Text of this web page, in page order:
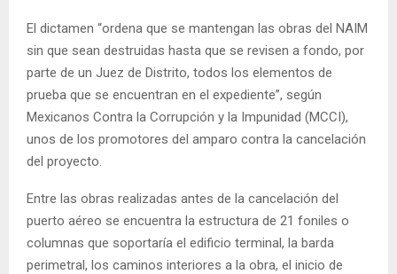
El dictamen “ordena que se mantengan las obras del NAIM
sin que sean destruidas hasta que se revisen a fondo, por
parte de un Juez de Distrito, todos los elementos de
prueba que se encuentran en el expediente”, según
Mexicanos Contra la Corrupción y la Impunidad (MCCI),
unos de los promotores del amparo contra la cancelación
del proyecto.
Entre las obras realizadas antes de la cancelación del
puerto aéreo se encuentra la estructura de 21 foniles o
columnas que soportaría el edificio terminal, la barda
perimetral, los caminos interiores a la obra, el inicio de